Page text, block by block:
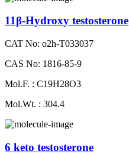
11β-Hydroxy testosterone
CAT No: o2h-T033037
CAS No: 1816-85-9
Mol.F. : C19H28O3
Mol.Wt. : 304.4
6 keto testosterone